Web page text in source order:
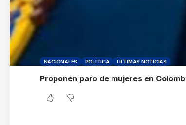
NACIONALES POLÍTICA ÚLTIMAS NOTICIAS
Proponen paro de mujeres en